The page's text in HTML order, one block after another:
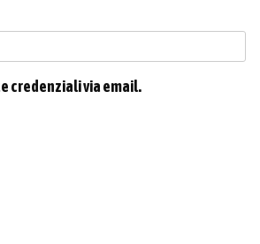
credenziali via email.